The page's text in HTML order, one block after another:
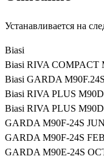
Устанавливается на
Biasi
Biasi RIVA COMPACT
Biasi GARDA
Biasi RIVA PLUS
Biasi RIVA PLUS
GARDA M90F-24S
GARDA M90F-24S
GARDA M90E-24S